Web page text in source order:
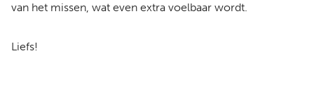
van het missen, wat even extra voelbaar wordt.
Liefs!